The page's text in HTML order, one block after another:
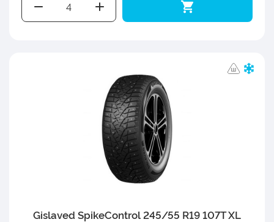
Gislaved SpikeControl 245/55 R19 107T XL